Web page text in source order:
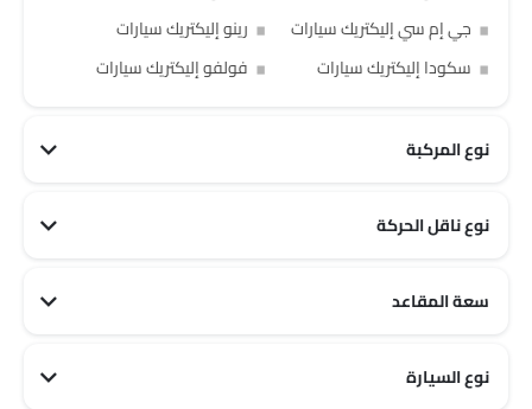
جي إم سي إليكتريك سيارات
رينو إليكتريك سيارات
سكودا إليكتريك سيارات
فولفو إليكتريك سيارات
نوع المركبة
نوع ناقل الحركة
سعة المقاعد
نوع السيارة